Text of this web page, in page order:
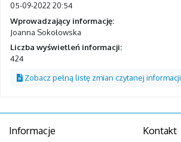
05-09-2022 20:54
Wprowadzający informację:
Joanna Sokołowska
Liczba wyświetleń informacji:
424
Zobacz pełną listę zmian czytanej informacji
Informacje Kontakt